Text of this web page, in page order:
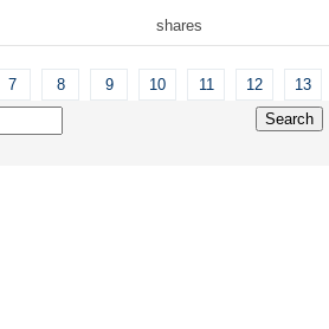
shares
7 8 9 10 11 12 13